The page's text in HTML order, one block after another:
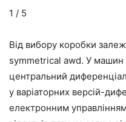
1 / 5
Від вибору коробки
symmetrical awd. У машин
центральний
у варіаторних версій-
електронним